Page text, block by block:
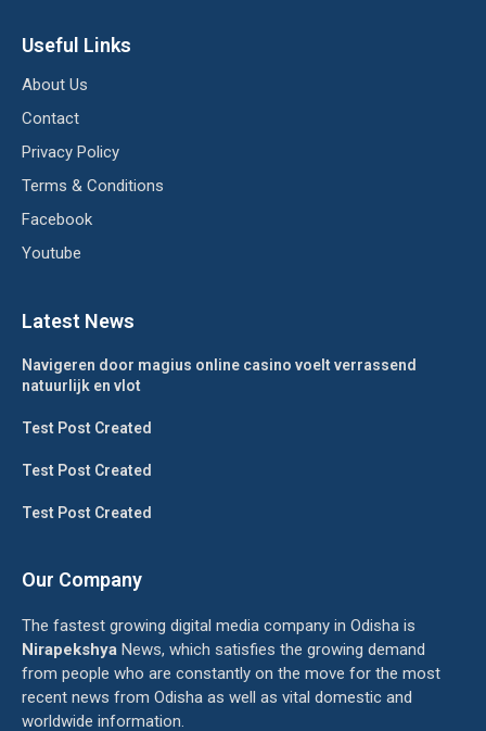
Useful Links
About Us
Contact
Privacy Policy
Terms & Conditions
Facebook
Youtube
Latest News
Navigeren door magius online casino voelt verrassend
natuurlijk en vlot
Test Post Created
Test Post Created
Test Post Created
Our Company
The fastest growing digital media company in Odisha is
Nirapekshya News, which satisfies the growing demand
from people who are constantly on the move for the most
recent news from Odisha as well as vital domestic and
worldwide information.